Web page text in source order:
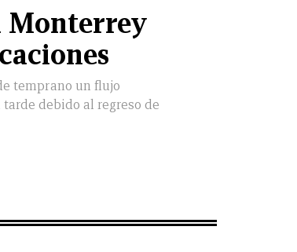
Monterrey
temprano un flujo
debido al regreso de